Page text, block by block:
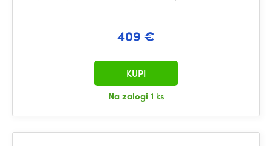
409 €
Na zalogi 1 ks
KUPI